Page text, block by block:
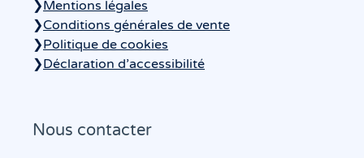
❯Mentions légales
❯Conditions générales de vente
❯Politique de cookies
❯Déclaration d’accessibilité
Nous contacter